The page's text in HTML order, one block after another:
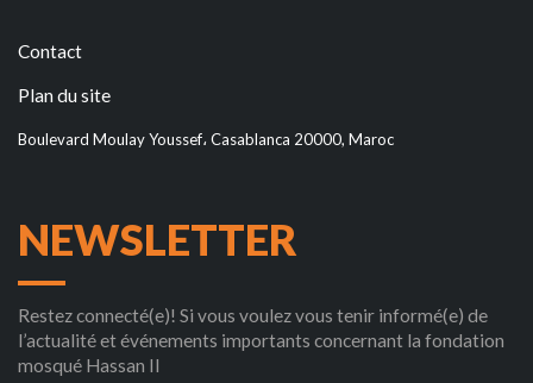
Contact
Plan du site
Boulevard Moulay Youssef، Casablanca 20000, Maroc
NEWSLETTER
Restez connecté(e)! Si vous voulez vous tenir informé(e) de
l’actualité et événements importants concernant la fondation
mosqué Hassan II